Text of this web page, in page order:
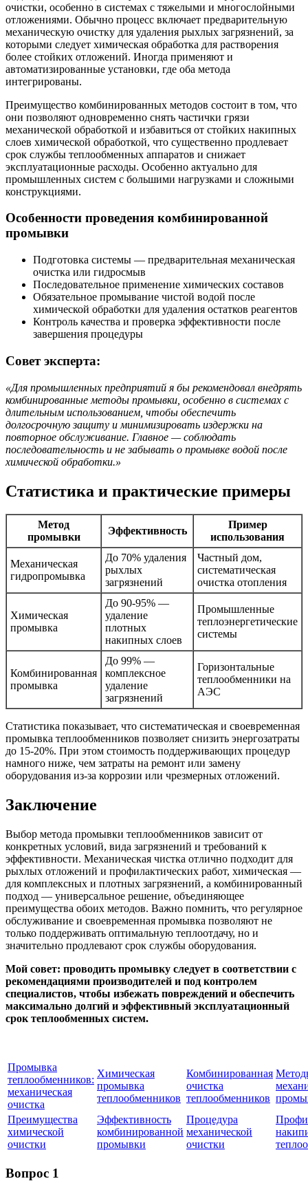
очистки, особенно в системах с тяжелыми и многослойными
отложениями. Обычно процесс включает предварительную
механическую очистку для удаления рыхлых загрязнений, за
которыми следует химическая обработка для растворения
более стойких отложений. Иногда применяют и
автоматизированные установки, где оба метода
интегрированы.
Преимущество комбинированных методов состоит в том, что
они позволяют одновременно снять частички грязи
механической обработкой и избавиться от стойких накипных
слоев химической обработкой, что существенно продлевает
срок службы теплообменных аппаратов и снижает
эксплуатационные расходы. Особенно актуально для
промышленных систем с большими нагрузками и сложными
конструкциями.
Особенности проведения комбинированной
промывки
Подготовка системы — предварительная механическая
очистка или гидросмыв
Последовательное применение химических составов
Обязательное промывание чистой водой после
химической обработки для удаления остатков реагентов
Контроль качества и проверка эффективности после
завершения процедуры
Совет эксперта:
«Для промышленных предприятий я бы рекомендовал внедрять
комбинированные методы промывки, особенно в системах с
длительным использованием, чтобы обеспечить
долгосрочную защиту и минимизировать издержки на
повторное обслуживание. Главное — соблюдать
последовательность и не забывать о промывке водой после
химической обработки.»
Статистика и практические примеры
Метод
промывки
Эффективность
Пример
использования
Механическая
гидропромывка
До 70% удаления
рыхлых
загрязнений
Частный дом,
систематическая
очистка отопления
Химическая
промывка
До 90-95% —
удаление
плотных
накипных слоев
Промышленные
теплоэнергетические
системы
Комбинированная
промывка
До 99% —
комплексное
удаление
загрязнений
Горизонтальные
теплообменники на
АЭС
Статистика показывает, что систематическая и своевременная
промывка теплообменников позволяет снизить энергозатраты
до 15-20%. При этом стоимость поддерживающих процедур
намного ниже, чем затраты на ремонт или замену
оборудования из-за коррозии или чрезмерных отложений.
Заключение
Выбор метода промывки теплообменников зависит от
конкретных условий, вида загрязнений и требований к
эффективности. Механическая чистка отлично подходит для
рыхлых отложений и профилактических работ, химическая —
для комплексных и плотных загрязнений, а комбинированный
подход — универсальное решение, объединяющее
преимущества обоих методов. Важно помнить, что регулярное
обслуживание и своевременная промывка позволяют не
только поддерживать оптимальную теплоотдачу, но и
значительно продлевают срок службы оборудования.
Мой совет: проводить промывку следует в соответствии с
рекомендациями производителей и под контролем
специалистов, чтобы избежать повреждений и обеспечить
максимально долгий и эффективный эксплуатационный
срок теплообменных систем.
Промывка
теплообменников:
механическая
очистка
Химическая
промывка
теплообменников
Комбинированная
очистка
теплообменников
Преимущества
химической
очистки
Эффективность
комбинированной
промывки
Процедура
механической
очистки
Вопрос 1